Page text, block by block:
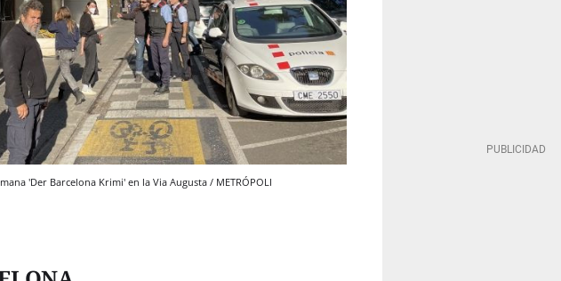
'Der Barcelona Krimi' en la Via Augusta / METRÓPOLI